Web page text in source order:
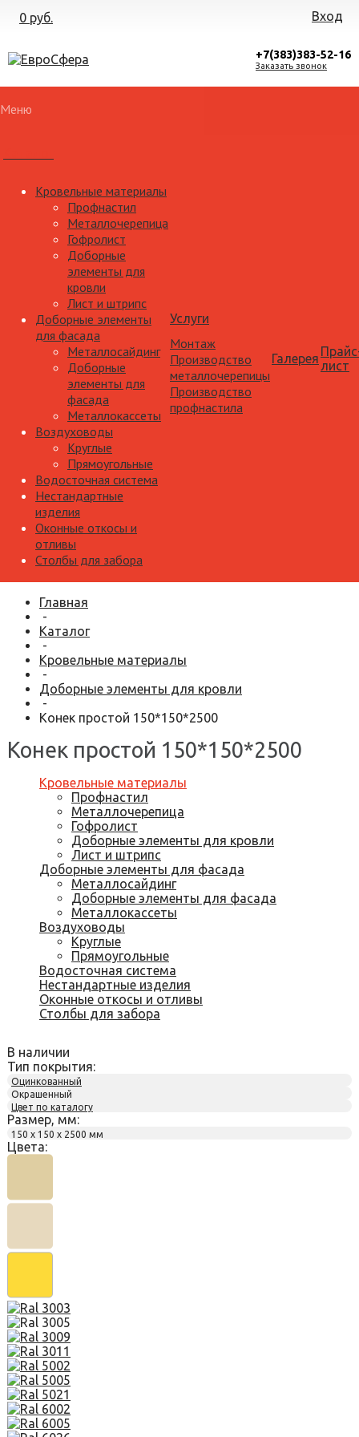
0 руб. Вход
+7(383)383-52-16
Заказать звонок
Меню
Кровельные материалы
Профнастил
Металлочерепица
Гофролист
Доборные
элементы для
кровли
Лист и штрипс
Доборные элементы
для фасада
Металлосайдинг
Доборные
элементы для
фасада
Металлокассеты
Воздуховоды
Круглые
Прямоугольные
Водосточная система
Нестандартные
изделия
Оконные откосы и
отливы
Столбы для забора
Услуги
Монтаж
Производство
металлочерепицы
Производство
профнастила
Галерея лист
Главная
-
Каталог
-
Кровельные материалы
-
Доборные элементы для кровли
-
Конек простой 150*150*2500
Конек простой 150*150*2500
Кровельные материалы
Профнастил
Металлочерепица
Гофролист
Доборные элементы для кровли
Лист и штрипс
Доборные элементы для фасада
Металлосайдинг
Доборные элементы для фасада
Металлокассеты
Воздуховоды
Круглые
Прямоугольные
Водосточная система
Нестандартные изделия
Оконные откосы и отливы
Столбы для забора
В наличии
Тип покрытия:
Оцинкованный
Окрашенный
Цвет по каталогу
Размер, мм:
150 х 150 х 2500 мм
Цвета: